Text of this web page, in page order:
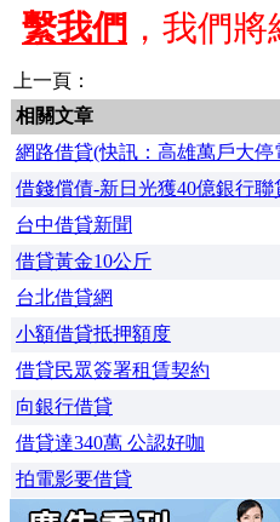
繫我們 ，我們
上一頁：
相關文章
網路借貸(快訊：高雄萬戶大停
借錢償債-新日光獲40億銀行聯
台中借貸新聞
借貸黃金10公斤
台北借貸網
小額借貸抵押額度
借貸民眾簽署租賃契約
向銀行借貸
借貸達340萬 公認好咖
拍電影要借貸